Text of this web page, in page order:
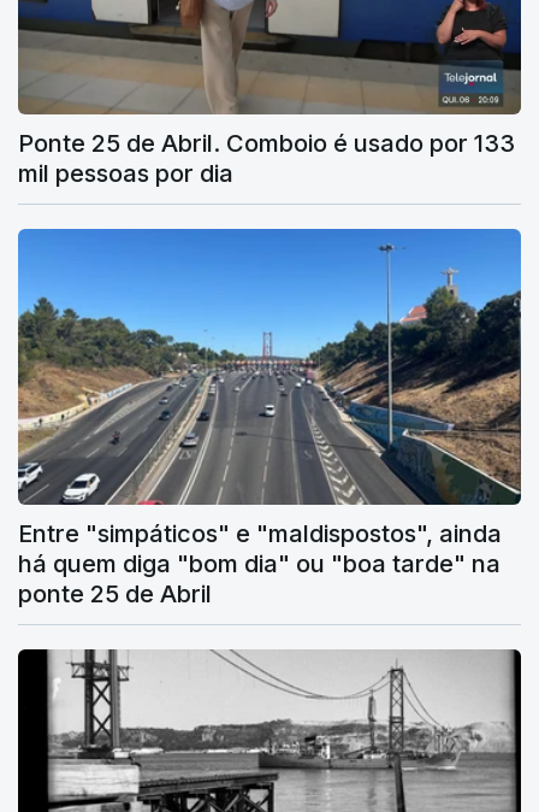
Ponte 25 de Abril. Comboio é usado por 133
mil pessoas por dia
Entre "simpáticos" e "maldispostos", ainda
há quem diga "bom dia" ou "boa tarde" na
ponte 25 de Abril